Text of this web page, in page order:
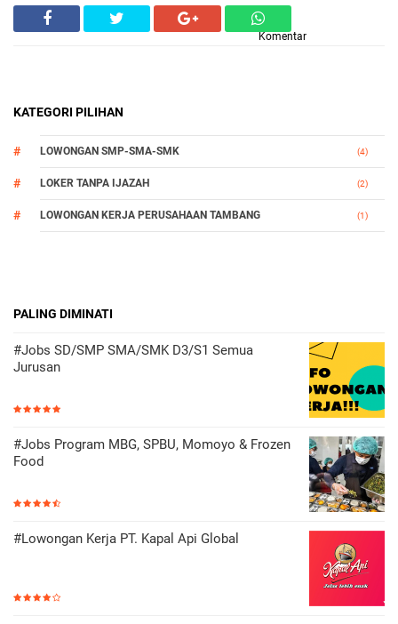
Komentar
KATEGORI PILIHAN
LOWONGAN SMP-SMA-SMK (4)
LOKER TANPA IJAZAH (2)
LOWONGAN KERJA PERUSAHAAN TAMBANG (1)
PALING DIMINATI
#Jobs SD/SMP SMA/SMK D3/S1 Semua
Jurusan
#Jobs Program MBG, SPBU, Momoyo & Frozen
Food
#Lowongan Kerja PT. Kapal Api Global